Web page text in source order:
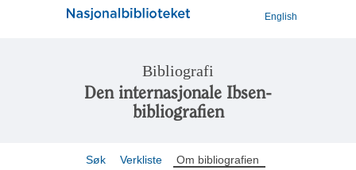
English
Bibliografi
Den internasjonale Ibsen-
bibliografien
Søk Verkliste Om bibliografien